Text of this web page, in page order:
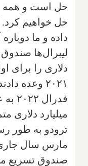
حل است و همه ما
حل خواهیم کرد.
داده و ما
دلاری را برای
۲۰۲۱ وعده
میلیارد دلاری
ترودو به طور
مارس سال
صندوق تسریع